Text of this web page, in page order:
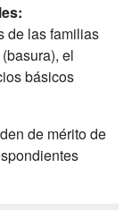
de las familias
el
básicos
de mérito de